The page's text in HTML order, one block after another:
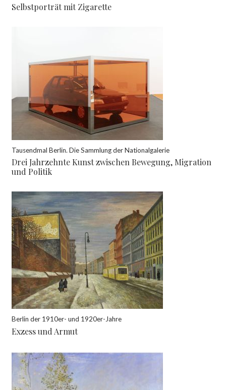
Selbstporträt mit Zigarette
Tausendmal Berlin. Die Sammlung der Nationalgalerie
Drei Jahrzehnte Kunst zwischen Bewegung, Migration
und Politik
Berlin der 1910er- und 1920er-Jahre
Exzess und Armut